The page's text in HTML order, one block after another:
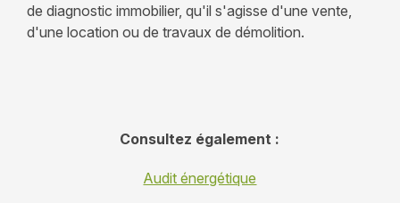
de diagnostic immobilier, qu'il s'agisse d'une vente,
d'une location ou de travaux de démolition.
Consultez également :
Audit énergétique